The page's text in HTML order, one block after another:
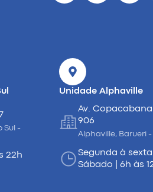
Sul -
22h
Unidade Alphaville
Av. Copacabana
906
Alphaville, Barueri -
Segunda à
Sábado | 6h às